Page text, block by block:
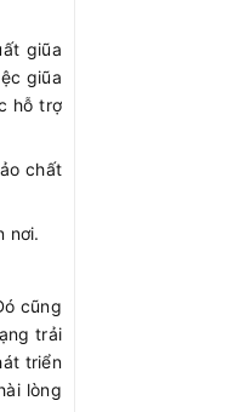
giũa
giũa
hỗ trợ
chất
nơi.
cũng
trải
triển
lòng